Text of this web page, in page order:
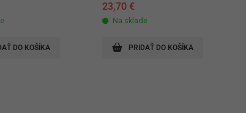
DO KOŠÍKA
23,70 €
Na sklade
PRIDAŤ DO KOŠÍKA